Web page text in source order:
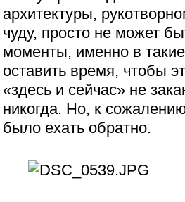
архитектуры,
чуду, просто не может
моменты, именно в
оставить время, чтобы
«здесь и сейчас» не
никогда. Но, к
было ехать обратно.